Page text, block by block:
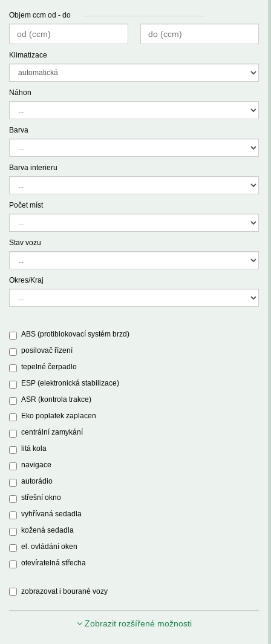
Objem ccm od - do
Klimatizace
Náhon
Barva
Barva interieru
Počet míst
Stav vozu
Okres/Kraj
ABS (protiblokovací systém brzd)
posilovač řízení
tepelné čerpadlo
ESP (elektronická stabilizace)
ASR (kontrola trakce)
Eko poplatek zaplacen
centrální zamykání
litá kola
navigace
autorádio
střešní okno
vyhřívaná sedadla
kožená sedadla
el. ovládání oken
otevíratelná střecha
zobrazovat i bourané vozy
Zobrazit rozšířené možnosti